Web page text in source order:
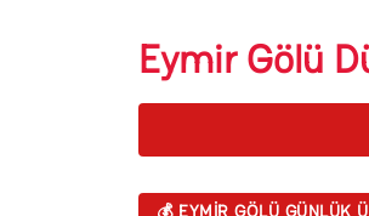
Eymir Gölü
💰 EYMIR GÖLÜ GÜNLÜK